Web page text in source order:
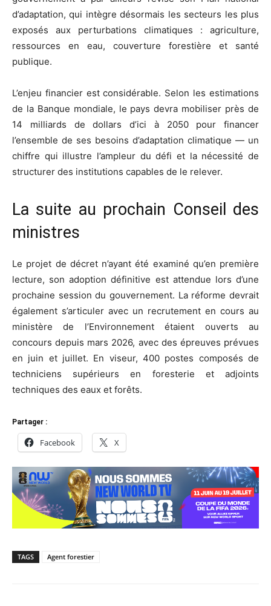
d’adaptation, qui intègre désormais les secteurs les plus
exposés aux perturbations climatiques : agriculture,
ressources en eau, couverture forestière et santé
publique.
L’enjeu financier est considérable. Selon les estimations
de la Banque mondiale, le pays devra mobiliser près de
14 milliards de dollars d’ici à 2050 pour financer
l’ensemble de ses besoins d’adaptation climatique — un
chiffre qui illustre l’ampleur du défi et la nécessité de
structurer des institutions capables de le relever.
La suite au prochain Conseil des
ministres
Le projet de décret n’ayant été examiné qu’en première
lecture, son adoption définitive est attendue lors d’une
prochaine session du gouvernement. La réforme devrait
également s’articuler avec un recrutement en cours au
ministère de l’Environnement étaient ouverts au
concours depuis mars 2026, avec des épreuves prévues
en juin et juillet. En viseur, 400 postes composés de
techniciens supérieurs en foresterie et adjoints
techniques des eaux et forêts.
Partager :
Facebook X
TAGS Agent forestier